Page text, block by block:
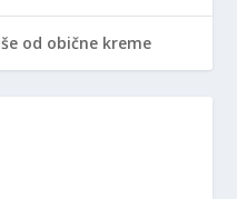
od obične kreme